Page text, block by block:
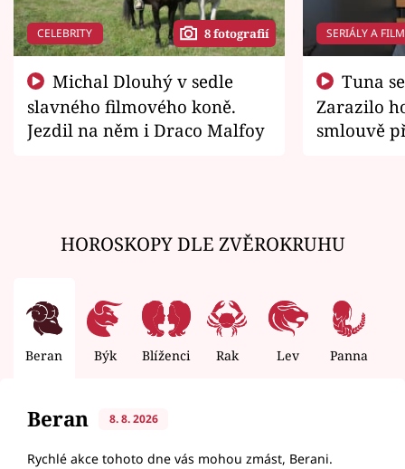
CELEBRITY 8 fotografií
slavného filmového koně.
Jezdil na něm i Draco Malfoy
SERIÁLY A
Zarazilo
smlouvě
HOROSKOPY DLE ZVĚROKRUHU
Beran Býk Blíženci Rak Lev Panna
Beran 8. 8. 2026
Rychlé akce tohoto dne vás mohou zmást, Berani.